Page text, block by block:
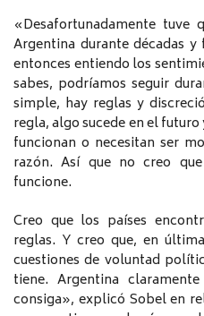
«Desafortunadamente
Argentina durante décadas
entonces entiendo los
sabes, podríamos seguir
simple, hay reglas y
regla, algo sucede en el
funcionan o necesitan ser
razón. Así que no creo
funcione.
Creo que los países
reglas. Y creo que, en
cuestiones de voluntad
tiene. Argentina
consiga», explicó Sobel en